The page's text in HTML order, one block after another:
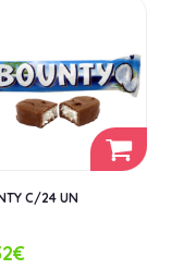
C/24 UN